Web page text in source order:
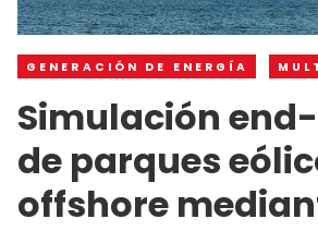
GENERACIÓN DE ENERGÍA
Simulación
de parques
offshore